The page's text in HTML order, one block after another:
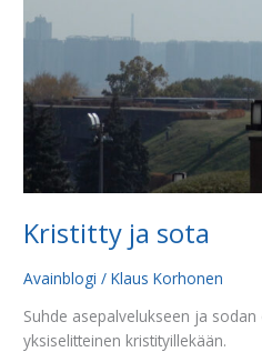
Kristitty ja sota
Avainblogi /Klaus Korhonen
Suhde asepalvelukseen ja
yksiselitteinen kristityillekään.